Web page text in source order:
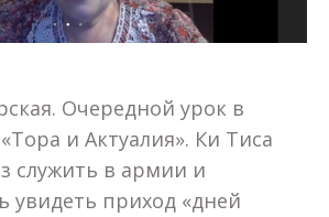
Очередной урок в
и Актуалия». Ки Тиса
служить в армии и
увидеть приход «дней